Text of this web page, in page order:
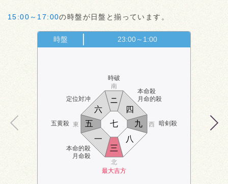
15:00～17:00の時盤が日盤と揃っています。
時盤 23:00～1:00
定位対冲
時破
本命殺
月命的殺
五黄殺 暗剣殺
本命的殺
月命殺
最大吉方
南
北
東 西
三
四
五
六
七
八
九
一
ニ